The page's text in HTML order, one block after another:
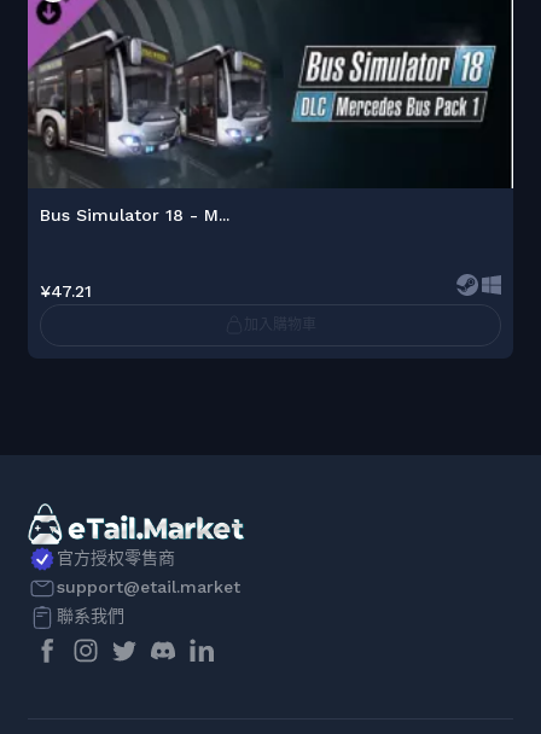
Bus Simulator 18 - M...
¥47.21
官方授权零售商
support@etail.market
聯系我們